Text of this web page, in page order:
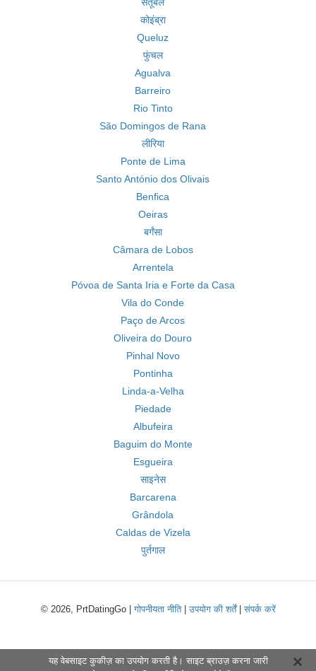
कोइंब्रा
Queluz
फुंचल
Agualva
Barreiro
Rio Tinto
São Domingos de Rana
लीरिया
Ponte de Lima
Santo António dos Olivais
Benfica
Oeiras
बर्गंसा
Câmara de Lobos
Arrentela
Póvoa de Santa Iria e Forte da Casa
Vila do Conde
Paço de Arcos
Oliveira do Douro
Pinhal Novo
Pontinha
Linda-a-Velha
Piedade
Albufeira
Baguim do Monte
Esgueira
साइनेस
Barcarena
Grândola
Caldas de Vizela
पुर्तगाल
© 2026, PrtDatingGo |गोपनीयता नीति|उपयोग की शर्तें|संपर्क करें
यह वेबसाइट कुकीज़ का उपयोग करती है। साइट ब्राउज़ करना जारी